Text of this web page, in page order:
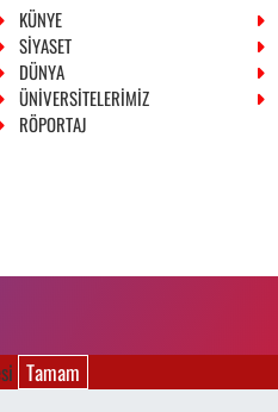
KÜNYE
SİYASET
DÜNYA
ÜNİVERSİTELERİMİZ
RÖPORTAJ
Tamam